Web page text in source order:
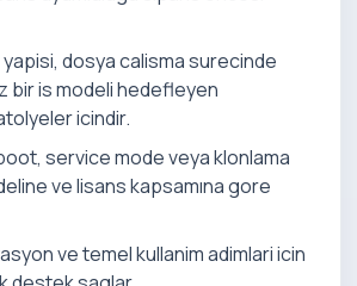
dosya calisma surecinde
bir is modeli hedefleyen
icindir.
service mode veya klonlama
ve lisans kapsamına gore
ve temel kullanim adimlari icin